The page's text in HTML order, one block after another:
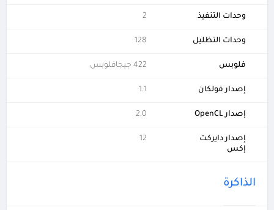
وحدات التنفيذ 2
وحدات التظليل 128
فلوبس 422 جيجافلوبس
إصدار فولكان 1.1
إصدار OpenCL 2.0
إصدار دايركت
إكس
12
الذاكرة